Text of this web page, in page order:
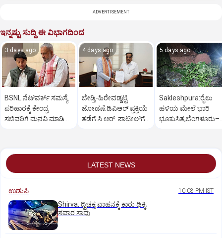
ADVERTISEMENT
ಇನ್ನಷ್ಟು ಸುದ್ದಿ ಈ ವಿಭಾಗದಿಂದ
3 days ago
BSNL ನೆಟ್‌ವರ್ಕ್ ಸಮಸ್ಯೆ
ಪರಿಹಾರಕ್ಕೆ ಕೇಂದ್ರ
ಸಚಿವರಿಗೆ ಮನವಿ ಮಾಡಿದ
4 days ago
ಬೇಡ್ತಿ-ಹಿರೇವಡ್ಡಟ್ಟಿ
ಜೋಡಣೆ:ಡಿಪಿಆರ್‌ ಪ್ರಕ್ರಿಯೆ
ತಡೆಗೆ ಸಿ.ಆರ್. ಪಾಟೀಲ್‌ಗೆ
5 days ago
Sakleshpura:ರೈಲು
ಹಳಿಯ ಮೇಲೆ ಭಾರಿ
ಭೂಕುಸಿತ,ಬೆಂಗಳೂರು–
LATEST NEWS
ಉಡುಪಿ 10:08 PM IST
Shirva: ದ್ವಿಚಕ್ರ ವಾಹನಕ್ಕೆ ಕಾರು ಢಿಕ್ಕಿ;
ಸವಾರ ಸಾವು